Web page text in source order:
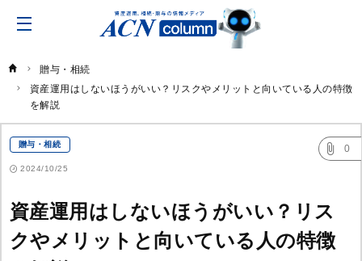
贈与・相続
資産運用はしないほうがいい？リスクやメリットと向いている人の特徴
を解説
贈与・相続 0
2024/10/25
資産運用はしないほうがいい？リス
クやメリットと向いている人の特徴